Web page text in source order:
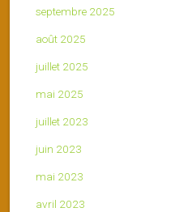
septembre 2025
août 2025
juillet 2025
mai 2025
juillet 2023
juin 2023
mai 2023
avril 2023